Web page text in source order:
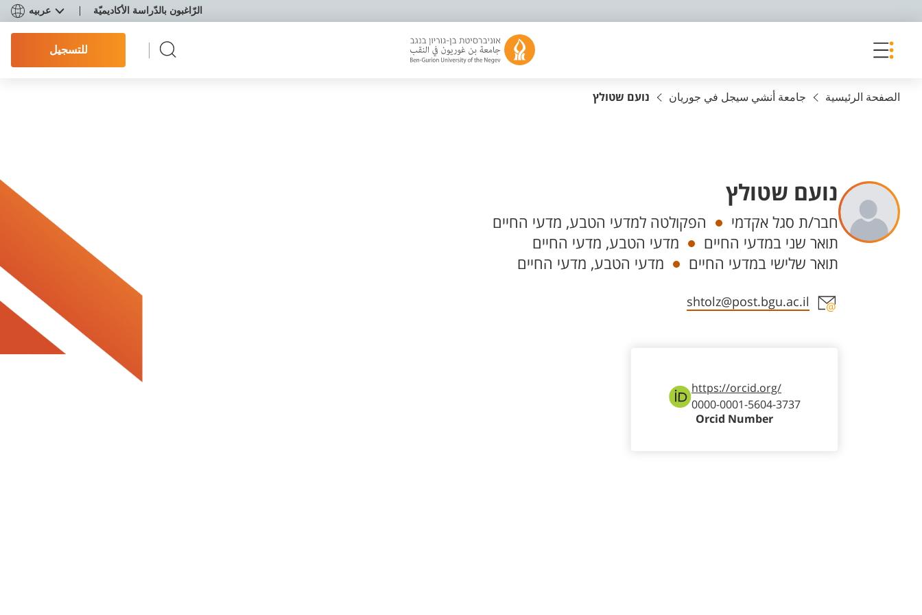
الرّاغبون بالدّراسة الأكاديميّة عربيه
للتسجيل
الصفحة الرئيسية جامعة أنشي سيجل في جوريان נועם שטולץ
נועם שטולץ
Departments
חבר/ת סגל אקדמי
הפקולטה למדעי הטבע, מדעי החיים
תואר שני במדעי החיים
מדעי הטבע, מדעי החיים
תואר שלישי במדעי החיים
מדעי הטבע, מדעי החיים
Staff member contact section
shtolz@post.bgu.ac.il
https://orcid.org/
0000-0001-5604-3737
Orcid Number